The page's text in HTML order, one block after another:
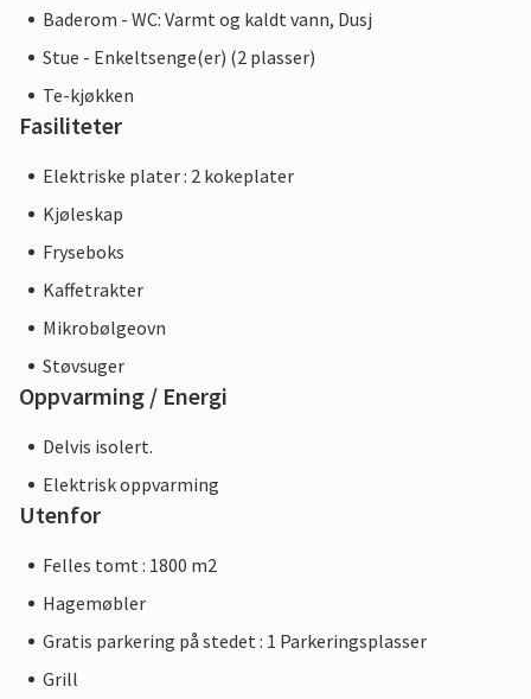
Baderom - WC: Varmt og kaldt vann, Dusj
Stue - Enkeltsenge(er) (2 plasser)
Te-kjøkken
Fasiliteter
Elektriske plater : 2 kokeplater
Kjøleskap
Fryseboks
Kaffetrakter
Mikrobølgeovn
Støvsuger
Oppvarming / Energi
Delvis isolert.
Elektrisk oppvarming
Utenfor
Felles tomt : 1800 m2
Hagemøbler
Gratis parkering på stedet : 1 Parkeringsplasser
Grill